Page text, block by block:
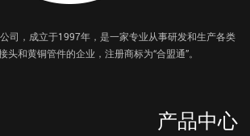
司，成立于1997年，是一家专业从事研发和生产各类
头和黄铜管件的企业，注册商标为“合盟通”。
产品中心